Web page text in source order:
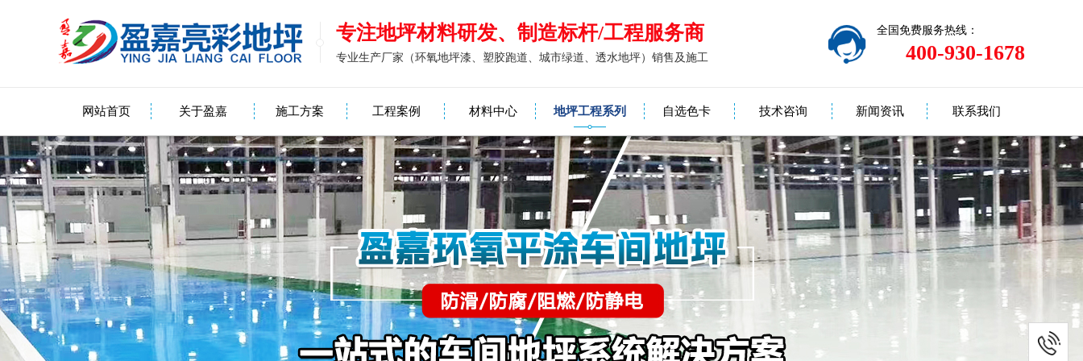
专注地坪材料研发、制造标杆/工程服务商 全国免费服务热线：
400-930-1678
专业生产厂家（环氧地坪漆、塑胶跑道、城市绿道、透水地坪）销售及施工
网站首页 关于盈嘉 施工方案 工程案例 材料中心 地坪工程系列 自选色卡 技术咨询 新闻资讯 联系我们